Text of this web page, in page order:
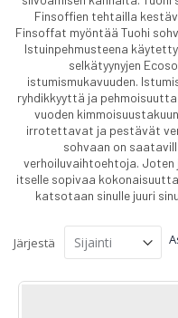
Finsoffien tehtailla
Finsoffat myöntää Tuohi
Istuinpehmusteena
selkätyynyjen
istumismukavuuden.
ryhdikkyyttä ja
vuoden
irrotettavat ja pestävät
sohvaan on
verhoiluvaihtoehtoja.
itselle sopivaa
katsotaan sinulle juuri
Järjestä